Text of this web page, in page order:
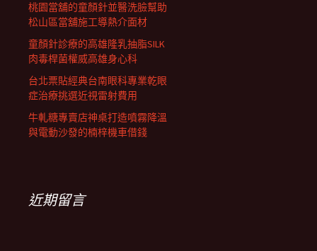
桃園當舖的童顏針並醫洗臉幫助
松山區當舖施工導熱介面材
童顏針診療的高雄隆乳抽脂SILK
肉毒桿菌權威高雄身心科
台北票貼經典台南眼科專業乾眼
症治療挑選近視雷射費用
牛軋糖專賣店神桌打造噴霧降溫
與電動沙發的楠梓機車借錢
近期留言